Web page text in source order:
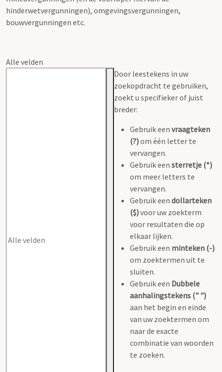
hinderwetvergunningen), omgevingsvergunningen,
bouwvergunningen etc.
Alle velden
Door leestekens in uw
zoekopdracht te gebruiken,
zoekt u specifieker of juist
breder:
Gebruik een vraagteken
(?)om één letter te
vervangen.
Gebruik een sterretje (*)
om meer letters te
vervangen.
Gebruik een dollarteken
($)voor uw zoekterm
voor resultaten die op
elkaar lijken.
Gebruik een minteken (-)
om zoektermen uit te
sluiten.
Gebruik een Dubbele
aanhalingstekens (" ")
aan het begin en einde
van uw zoektermen om
naar de exacte
combinatie van woorden
te zoeken.